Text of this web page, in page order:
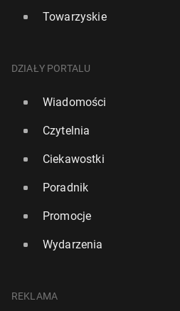
Towarzyskie
DZIAŁY PORTALU
Wiadomości
Czytelnia
Ciekawostki
Poradnik
Promocje
Wydarzenia
REKLAMA